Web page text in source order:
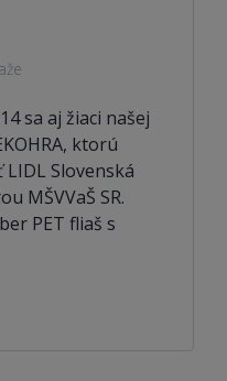
sa aj žiaci našej
ktorú
Slovenská
MŠVVaŠ SR.
PET fliaš s